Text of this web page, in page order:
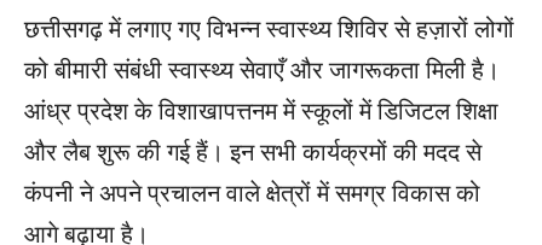
छत्तीसगढ़ में लगाए गए विभन्न स्वास्थ्य शिविर से हज़ारों लोगों
को बीमारी संबंधी स्वास्थ्य सेवाएँ और जागरूकता मिली है।
आंध्र प्रदेश के विशाखापत्तनम में स्कूलों में डिजिटल शिक्षा
और लैब शुरू की गई हैं। इन सभी कार्यक्रमों की मदद से
कंपनी ने अपने प्रचालन वाले क्षेत्रों में समग्र विकास को
आगे बढ़ाया है।